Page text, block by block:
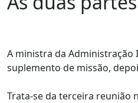
A ministra da Administração
suplemento de missão,
Trata-se da terceira reunião